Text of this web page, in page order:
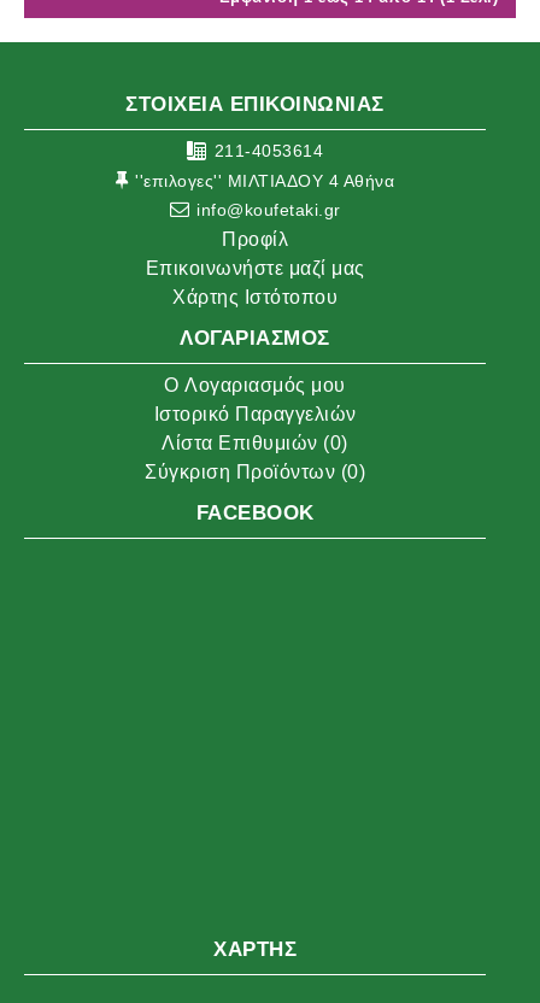
ΣΤΟΙΧΕΙΑ ΕΠΙΚΟΙΝΩΝΙΑΣ
211-4053614
''επιλογες'' ΜΙΛΤΙΑΔΟΥ 4 Αθήνα
info@koufetaki.gr
Προφίλ
Επικοινωνήστε μαζί μας
Χάρτης Ιστότοπου
ΛΟΓΑΡΙΑΣΜΌΣ
O Λογαριασμός μου
Ιστορικό Παραγγελιών
Λίστα Επιθυμιών (0)
Σύγκριση Προϊόντων (0)
FACEBOOK
ΧΆΡΤΗΣ